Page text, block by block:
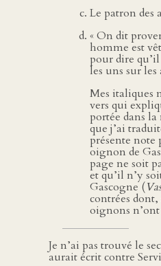
Le patron des
« On dit
homme est
pour dire
les uns sur
Mes italiques
vers qui
portée dans
que j’ai
présente note
oignon de
page ne soit
et qu’il n’y
Gascogne (
contrées dont,
oignons
Je n’ai pas trouvé le
aurait écrit contre